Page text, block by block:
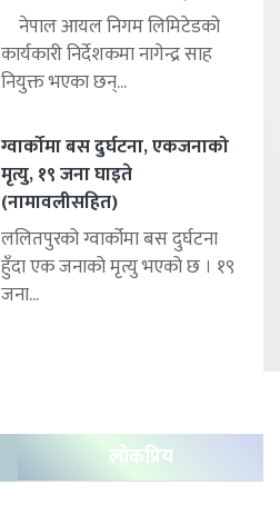
नेपाल आयल निगम लिमिटेडको
कार्यकारी निर्देशकमा नागेन्द्र साह
नियुक्त भएका छन्...
ग्वार्कोमा बस दुर्घटना, एकजनाको
मृत्यु, १९ जना घाइते
(नामावलीसहित)
ललितपुरको ग्वार्कोमा बस दुर्घटना
हुँदा एक जनाको मृत्यु भएको छ । १९
जना...
लोकप्रिय